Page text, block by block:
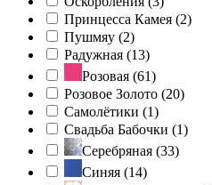
Принцесса Камея (2)
Пушмяу (2)
Радужная (13)
Розовая (61)
Розовое Золото (20)
Самолётики (1)
Свадьба Бабочки (1)
Серебряная (33)
Синяя (14)